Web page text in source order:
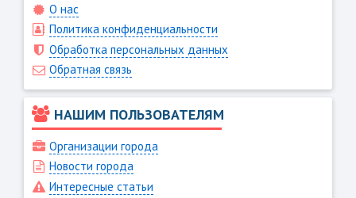
О нас
Политика конфиденциальности
Обработка персональных данных
Обратная связь
НАШИМ ПОЛЬЗОВАТЕЛЯМ
Организации города
Новости города
Интересные статьи